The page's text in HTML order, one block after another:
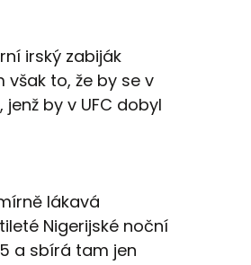
irský zabiják
to, že by se v
by v UFC dobyl
lákavá
Nigerijské noční
a sbírá tam jen